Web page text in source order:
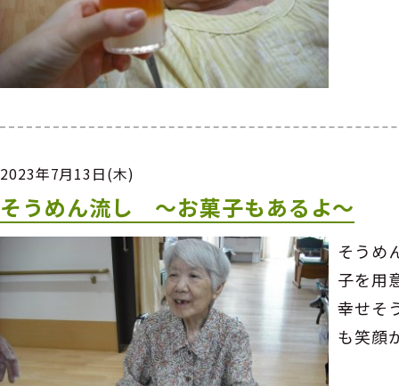
2023年7月13日(木)
そうめん流し ～お菓子もあるよ～
そうめ
子を用
幸せそ
も笑顔